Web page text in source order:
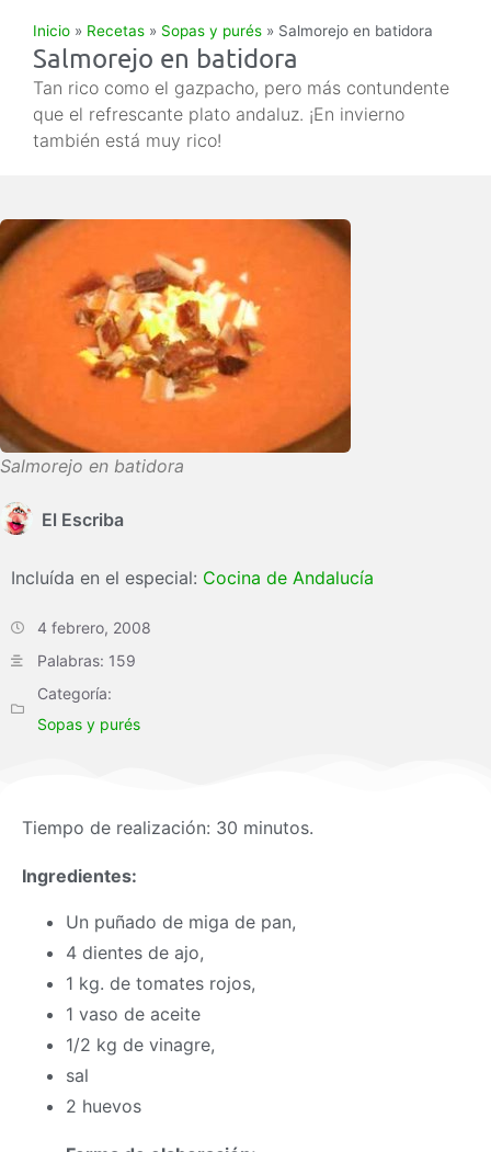
Inicio » Recetas » Sopas y purés » Salmorejo en batidora
Salmorejo en batidora
Tan rico como el gazpacho, pero más contundente
que el refrescante plato andaluz. ¡En invierno
también está muy rico!
Salmorejo en batidora
El Escriba
Incluída en el especial: Cocina de Andalucía
4 febrero, 2008
Palabras: 159
Categoría:
Sopas y purés
Tiempo de realización: 30 minutos.
Ingredientes:
Un puñado de miga de pan,
4 dientes de ajo,
1 kg. de tomates rojos,
1 vaso de aceite
1/2 kg de vinagre,
sal
2 huevos